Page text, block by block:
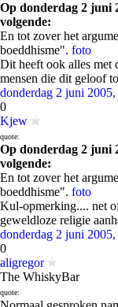
Op donderdag 2 juni
volgende:
En tot zover het
boeddhisme". foto
Dit heeft ook alles met
mensen die dit geloof
donderdag 2 juni
0
Kjew
quote:
Op donderdag 2 juni
volgende:
En tot zover het
boeddhisme". foto
Kul-opmerking.... net
geweldloze religie
donderdag 2 juni
0
aligregor
The WhiskyBar
quote: